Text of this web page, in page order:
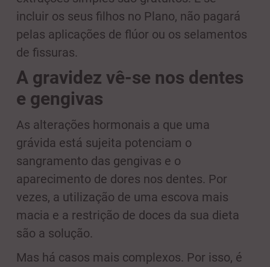
incluir os seus filhos no Plano, não pagará
pelas aplicações de flúor ou os selamentos
de fissuras.
A gravidez vê-se nos dentes
e gengivas
As alterações hormonais a que uma
grávida está sujeita potenciam o
sangramento das gengivas e o
aparecimento de dores nos dentes. Por
vezes, a utilização de uma escova mais
macia e a restrição de doces da sua dieta
são a solução.
Mas há casos mais complexos. Por isso, é